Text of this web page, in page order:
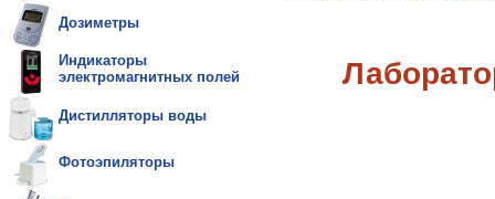
Дозиметры
Индикаторы
электромагнитных полей
Дистилляторы воды
Фотоэпиляторы